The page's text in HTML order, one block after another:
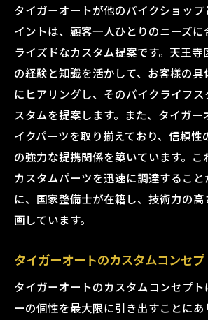
タイガーオートが他のバイクショッ
イントは、顧客一人ひとりのニーズ
ライズドなカスタム提案です。天王
の経験と知識を活かして、お客様の
にヒアリングし、そのバイクライフス
スタムを提案します。また、タイガ
イクパーツを取り揃えており、信頼性
の強力な提携関係を築いています。こ
カスタムパーツを迅速に調達すること
に、国家整備士が在籍し、技術力の
画しています。
タイガーオートのカスタムコンセプ
タイガーオートのカスタムコンセプ
ーの個性を最大限に引き出すことにあ